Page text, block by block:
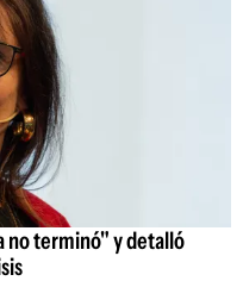
no terminó" y detalló